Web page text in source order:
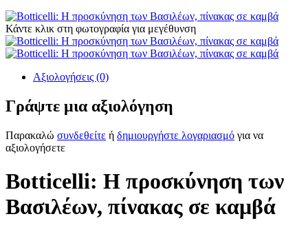
Κάντε κλικ στη φωτογραφία για μεγέθυνση
Αξιολογήσεις (0)
Γράψτε μια αξιολόγηση
Παρακαλώ συνδεθείτε ή δημιουργήστε λογαριασμό για να
αξιολογήσετε
Botticelli: Η προσκύνηση των
Βασιλέων, πίνακας σε καμβά